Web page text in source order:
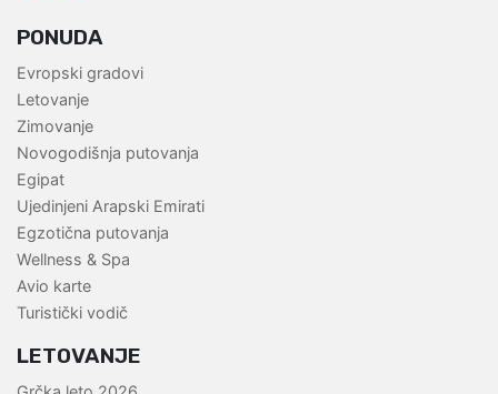
PONUDA
Evropski gradovi
Letovanje
Zimovanje
Novogodišnja putovanja
Egipat
Ujedinjeni Arapski Emirati
Egzotična putovanja
Wellness & Spa
Avio karte
Turistički vodič
LETOVANJE